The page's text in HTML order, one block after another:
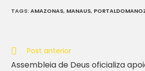
TAGS:AMAZONAS, MANAUS,
Post anterior
Assembleia de Deus oficializa